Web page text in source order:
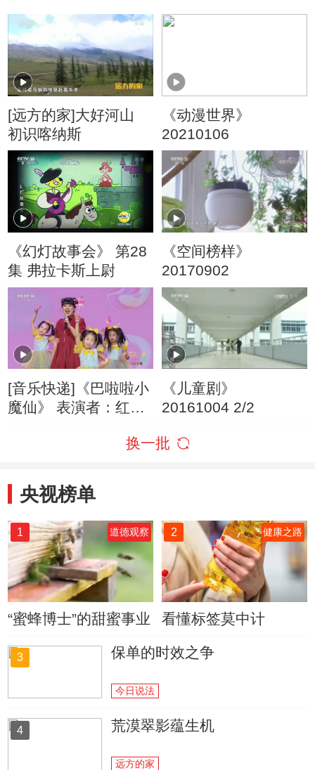
[远方的家]大好河山
初识喀纳斯
《动漫世界》
20210106
《幻灯故事会》 第28
集 弗拉卡斯上尉
《空间榜样》
20170902
[音乐快递]《巴啦啦小
魔仙》 表演者：红果
《儿童剧》
20161004 2/2
换一批
央视榜单
1 道德观察
“蜜蜂博士”的甜蜜事业
2 健康之路
看懂标签莫中计
3 保单的时效之争
今日说法
4 荒漠翠影蕴生机
远方的家